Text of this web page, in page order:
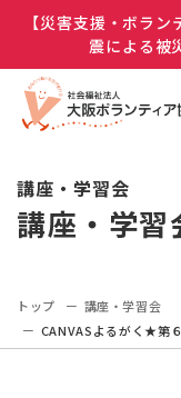
【災害支援・ボラ
震による被
講座・学習会
講座・学習
トップ
講座・学習会
CANVASよるがく★第